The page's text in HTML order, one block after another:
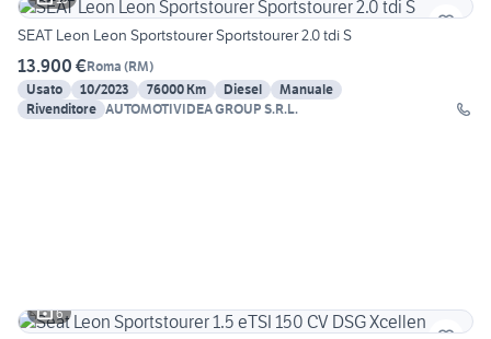
SEAT Leon Leon Sportstourer Sportstourer 2.0 tdi S
13.900 €Roma (RM)
Usato
10/2023 76000 Km Diesel
Manuale
Rivenditore AUTOMOTIVIDEA GROUP S.R.L.
6